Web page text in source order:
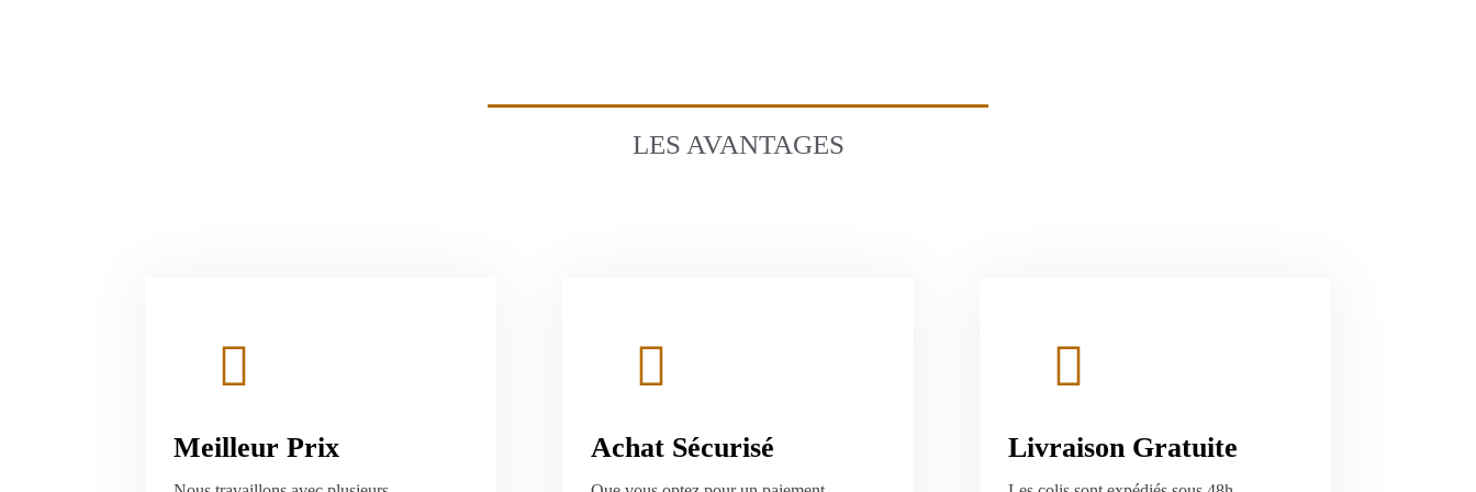
LES AVANTAGES
Meilleur Prix Achat Sécurisé Livraison Gratuite